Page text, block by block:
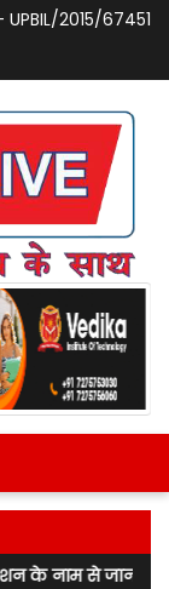
UPBIL/2015/67451
लखनऊ